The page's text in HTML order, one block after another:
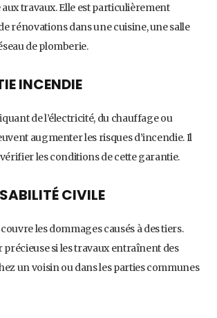
travaux. Elle est particulièrement
rénovations dans une cuisine, une salle
de plomberie.
INCENDIE
de l’électricité, du chauffage ou
augmenter les risques d’incendie. Il
les conditions de cette garantie.
CIVILE
les dommages causés à des tiers.
précieuse si les travaux entraînent des
un voisin ou dans les parties communes